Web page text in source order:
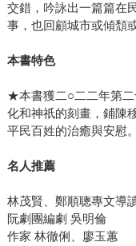
交錯，吟詠出一篇篇在
事，也回顧城市或傾頹
本書特色
★本書獲二○二二年第二
化和神祇的刻畫，鋪陳
平民百姓的治癒與安慰。
名人推薦
林茂賢、鄭順聰專文導
阮劇團編劇 吳明倫
作家 林徹俐、廖玉蕙